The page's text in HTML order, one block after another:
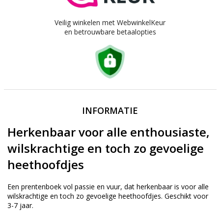
Veilig winkelen met WebwinkelKeur
en betrouwbare betaalopties
INFORMATIE
Herkenbaar voor alle enthousiaste,
wilskrachtige en toch zo gevoelige
heethoofdjes
Een prentenboek vol passie en vuur, dat herkenbaar is voor alle
wilskrachtige en toch zo gevoelige heethoofdjes. Geschikt voor
3-7 jaar.